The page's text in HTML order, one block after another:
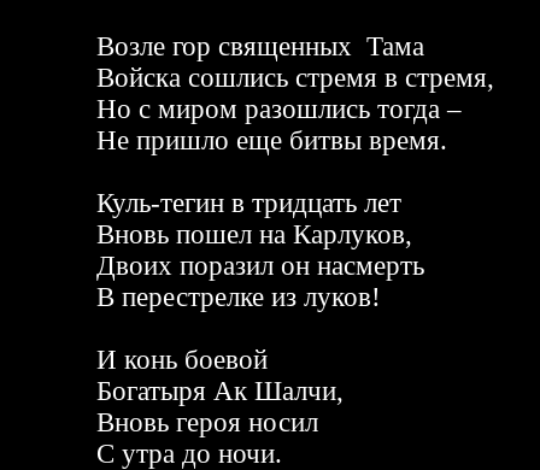
Возле гор священных Тама
Войска сошлись стремя в стремя,
Но с миром разошлись тогда –
Не пришло еще битвы время.
Куль-тегин в тридцать лет
Вновь пошел на Карлуков,
Двоих поразил он насмерть
В перестрелке из луков!
И конь боевой
Богатыря Ак Шалчи,
Вновь героя носил
С утра до ночи.